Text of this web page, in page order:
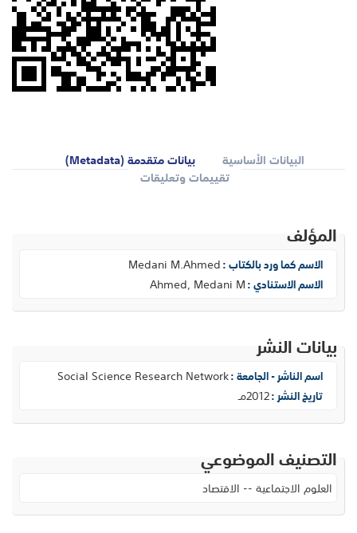
البيانات الأساسية
بيانات متقدمة (Metadata)
تقييمات وتعليقات
المؤلف
الاسم كما ورد بالكتاب :Medani M.Ahmed
الاسم الاستنادي :Ahmed, Medani M
بيانات النشر
اسم الناشر - الجامعة :Social Science Research Network
تاريخ النشر :2012مـ
التصنيف الموضوعي
العلوم الاجتماعية -- الاقتصاد